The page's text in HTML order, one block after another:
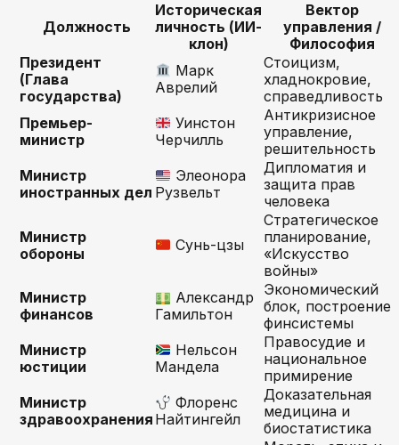
Должность
Историческая
личность (ИИ-
клон)
Вектор
управления /
Философия
Президент
(Глава
государства)
Марк
Аврелий
Стоицизм,
хладнокровие,
справедливость
Премьер-
министр
Уинстон
Черчилль
Антикризисное
управление,
решительность
Министр
иностранных дел
Элеонора
Рузвельт
Дипломатия и
защита прав
человека
Министр
обороны
Сунь-цзы
Стратегическое
планирование,
«Искусство
войны»
Министр
финансов
Александр
Гамильтон
Экономический
блок, построение
финсистемы
Министр
юстиции
Нельсон
Мандела
Правосудие и
национальное
примирение
Министр
здравоохранения
Флоренс
Найтингейл
Доказательная
медицина и
биостатистика